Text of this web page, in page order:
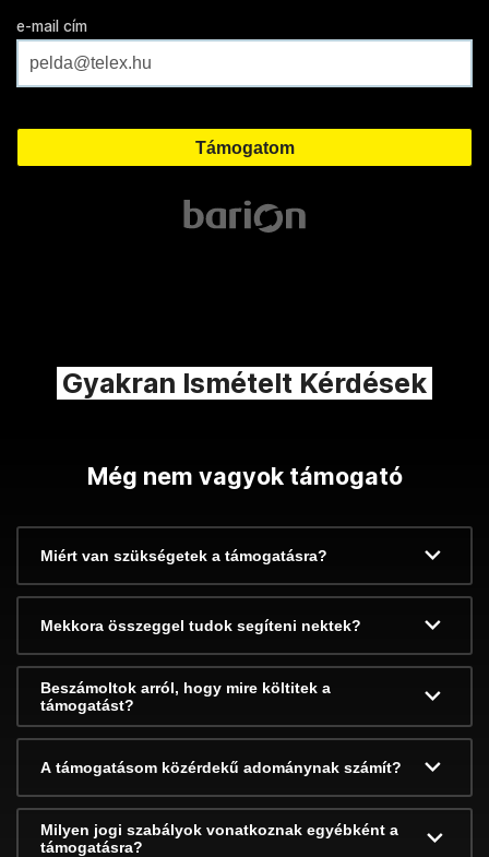
e-mail cím
Gyakran Ismételt Kérdések
Még nem vagyok támogató
Miért van szükségetek a támogatásra?
Mekkora összeggel tudok segíteni nektek?
Beszámoltok arról, hogy mire költitek a
támogatást?
A támogatásom közérdekű adománynak számít?
Milyen jogi szabályok vonatkoznak egyébként a
támogatásra?